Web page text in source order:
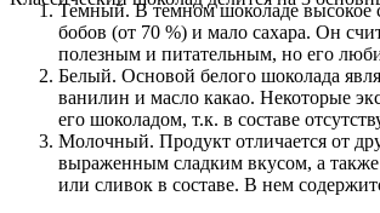
Темный. В темном шоколаде высокое
бобов (от 70 %) и мало сахара. Он
полезным и питательным, но его
Белый. Основой белого шоколада
ванилин и масло какао. Некоторые
его шоколадом, т.к. в составе
Молочный. Продукт отличается от
выраженным сладким вкусом, а
или сливок в составе. В нем